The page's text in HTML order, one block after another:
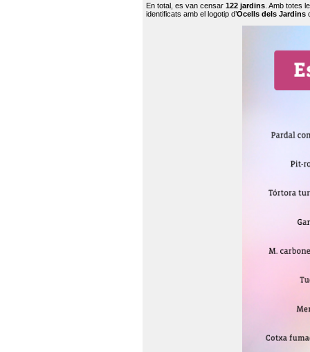
En total, es van censar 122 jardins . Amb totes
identificats amb el logotip d’Ocells dels Jardins